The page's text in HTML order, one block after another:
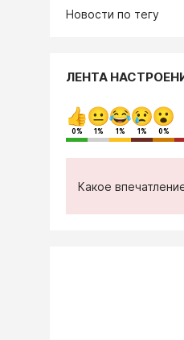
Новости по тегу
ЛЕНТА
0% 1% 1% 1% 0%
Какое